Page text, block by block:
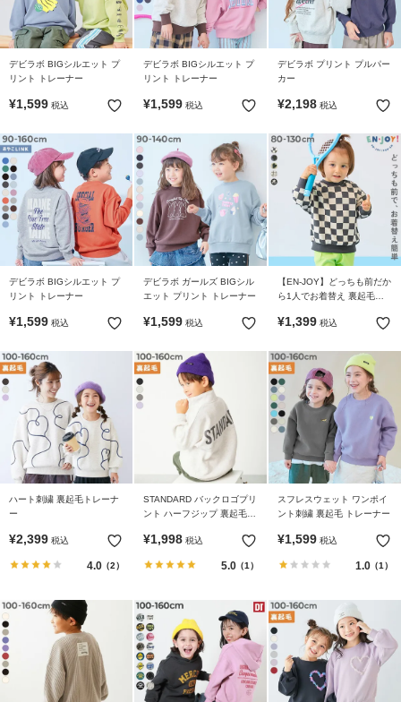
デ
ビ
ロ
ッ
ク
に
い
て
お
買
い
ガ
ド
よ
あ
る
ご
質
問
FOLLOW
デビラボ BIGシルエット プ
リント トレーナー
¥1,599 税込
デビラボ BIGシルエット プ
リント トレーナー
¥1,599 税込
デビラボ プリント プルパー
カー
¥2,198 税込
デビラボ BIGシルエット プ
リント トレーナー
¥1,599 税込
デビラボ ガールズ BIGシル
エット プリント トレーナー
¥1,599 税込
【EN-JOY】どっちも前だか
ら1人でお着替え 裏起毛じ
¥1,399 税込
ハート刺繍 裏起毛トレーナ
ー
¥2,399 税込
4.0（2）
STANDARD バックロゴプリ
ント ハーフジップ 裏起毛ト
¥1,998 税込
5.0（1）
スフレスウェット ワンポイ
ント刺繍 裏起毛 トレーナー
¥1,599 税込
1.0（1）